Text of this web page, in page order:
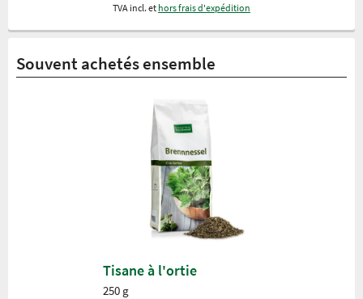
TVA incl. et hors frais d'expédition
Souvent achetés ensemble
Tisane à l'ortie
250 g